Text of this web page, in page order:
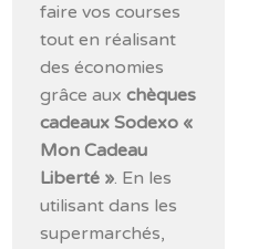
faire vos courses
tout en réalisant
des économies
grâce auxchèques
cadeaux Sodexo «
Mon Cadeau
Liberté ». En les
utilisant dans les
supermarchés,